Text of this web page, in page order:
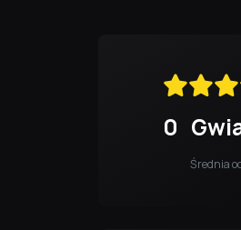
0
Średnia